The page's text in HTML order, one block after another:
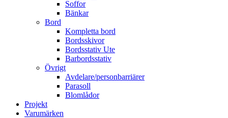
Soffor
Bänkar
Bord
Kompletta bord
Bordsskivor
Bordsstativ Ute
Barbordsstativ
Övrigt
Avdelare/personbarriärer
Parasoll
Blomlådor
Projekt
Varumärken